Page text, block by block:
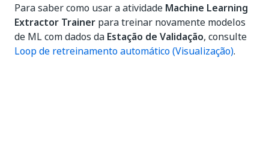
Para saber como usar a atividade Machine Learning
Extractor Trainer para treinar novamente modelos
de ML com dados da Estação de Validação, consulte
Loop de retreinamento automático (Visualização).